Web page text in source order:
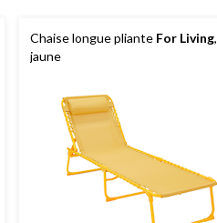
Chaise longue pliante For Living,
jaune